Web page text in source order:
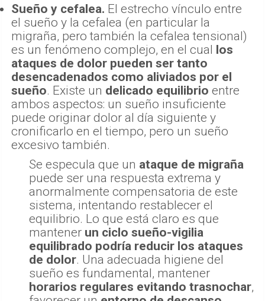
Sueño y cefalea. El estrecho vínculo entre
el sueño y la cefalea (en particular la
migraña, pero también la cefalea tensional)
es un fenómeno complejo, en el cual los
ataques de dolor pueden ser tanto
desencadenados como aliviados por el
sueño. Existe un delicado equilibrio entre
ambos aspectos: un sueño insuficiente
puede originar dolor al día siguiente y
cronificarlo en el tiempo, pero un sueño
excesivo también.
Se especula que un ataque de migraña
puede ser una respuesta extrema y
anormalmente compensatoria de este
sistema, intentando restablecer el
equilibrio. Lo que está claro es que
mantener un ciclo sueño-vigilia
equilibrado podría reducir los ataques
de dolor. Una adecuada higiene del
sueño es fundamental, mantener
horarios regulares evitando trasnochar,